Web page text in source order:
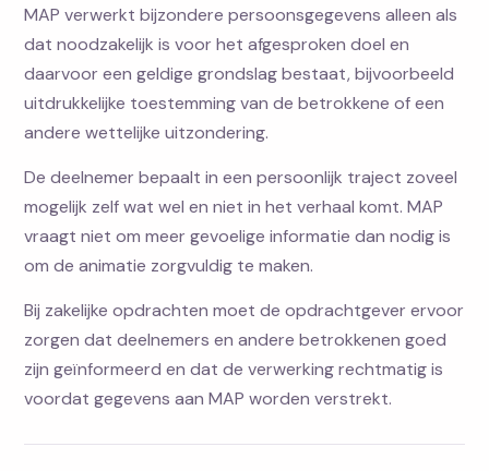
MAP verwerkt bijzondere persoonsgegevens alleen als
dat noodzakelijk is voor het afgesproken doel en
daarvoor een geldige grondslag bestaat, bijvoorbeeld
uitdrukkelijke toestemming van de betrokkene of een
andere wettelijke uitzondering.
De deelnemer bepaalt in een persoonlijk traject zoveel
mogelijk zelf wat wel en niet in het verhaal komt. MAP
vraagt niet om meer gevoelige informatie dan nodig is
om de animatie zorgvuldig te maken.
Bij zakelijke opdrachten moet de opdrachtgever ervoor
zorgen dat deelnemers en andere betrokkenen goed
zijn geïnformeerd en dat de verwerking rechtmatig is
voordat gegevens aan MAP worden verstrekt.